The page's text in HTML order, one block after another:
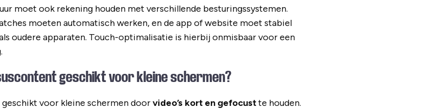
moet ook rekening houden met verschillende besturingssystemen.
moeten automatisch werken, en de app of website moet stabiel
oudere apparaten. Touch-optimalisatie is hierbij onmisbaar voor een
geschikt voor kleine schermen?
voor kleine schermen doorvideo’s kort en gefocustte houden.